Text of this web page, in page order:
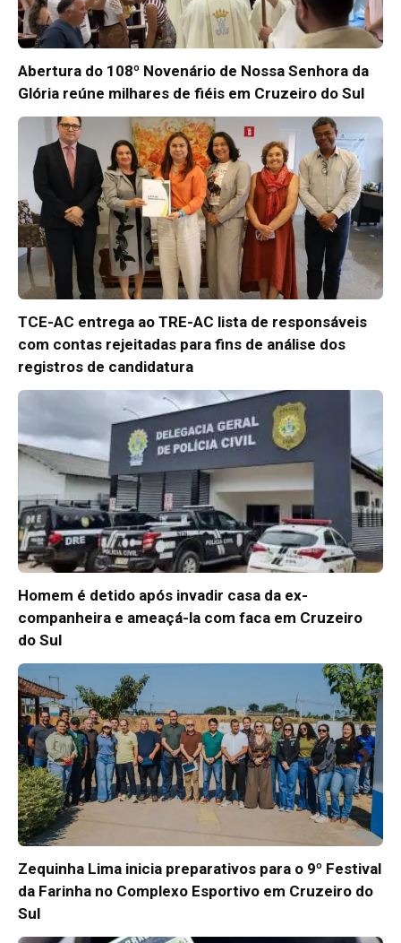
Abertura do 108º Novenário de Nossa Senhora da
Glória reúne milhares de fiéis em Cruzeiro do Sul
TCE-AC entrega ao TRE-AC lista de responsáveis
com contas rejeitadas para fins de análise dos
registros de candidatura
Homem é detido após invadir casa da ex-
companheira e ameaçá-la com faca em Cruzeiro
do Sul
Zequinha Lima inicia preparativos para o 9º Festival
da Farinha no Complexo Esportivo em Cruzeiro do
Sul